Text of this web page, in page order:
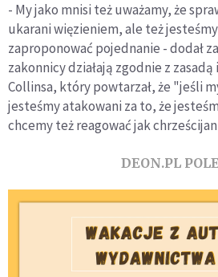
- My jako mnisi też uważamy, że
ukarani więzieniem, ale też
zaproponować pojednanie - dodał
zakonnicy działają zgodnie z
Collinsa, który powtarzał, że "jeśli
jesteśmy atakowani za to, że
chcemy też reagować jak
DEON.PL